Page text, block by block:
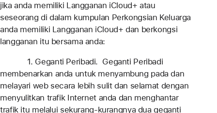
jika anda memiliki Langganan iCloud+ atau
seseorang di dalam kumpulan Perkongsian Keluarga
anda memiliki Langganan iCloud+ dan berkongsi
langganan itu bersama anda:
1. Geganti Peribadi. Geganti Peribadi
membenarkan anda untuk menyambung pada dan
melayari web secara lebih sulit dan selamat dengan
menyulitkan trafik Internet anda dan menghantar
trafik itu melalui sekurang-kurangnya dua geganti